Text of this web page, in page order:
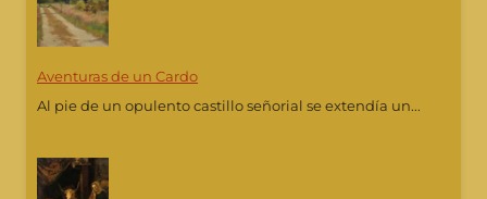
Aventuras de un Cardo
Al pie de un opulento castillo señorial se extendía un...